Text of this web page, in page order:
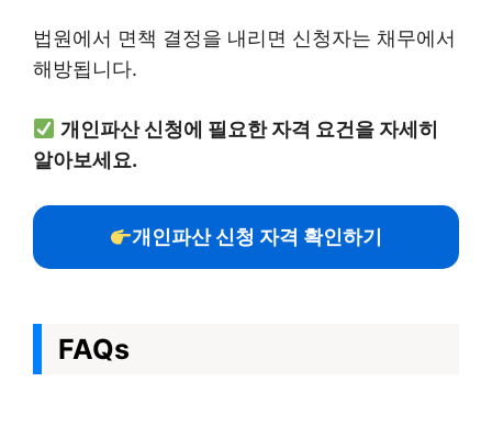
법원에서 면책 결정을 내리면 신청자는 채무에서
해방됩니다.
개인파산 신청에 필요한 자격 요건을 자세히
알아보세요.
개인파산 신청 자격 확인하기
FAQs